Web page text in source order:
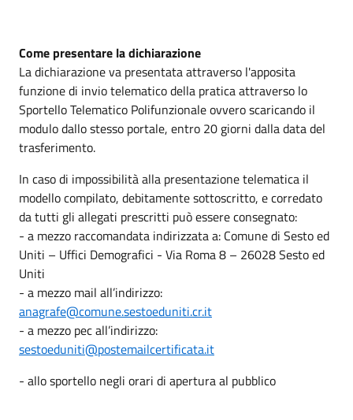
Come presentare la dichiarazione
La dichiarazione va presentata attraverso l'apposita
funzione di invio telematico della pratica attraverso lo
Sportello Telematico Polifunzionale ovvero scaricando il
modulo dallo stesso portale, entro 20 giorni dalla data del
trasferimento.
In caso di impossibilità alla presentazione telematica il
modello compilato, debitamente sottoscritto, e corredato
da tutti gli allegati prescritti può essere consegnato:
- a mezzo raccomandata indirizzata a: Comune di Sesto ed
Uniti – Uffici Demografici - Via Roma 8 – 26028 Sesto ed
Uniti
- a mezzo mail all’indirizzo:
anagrafe@comune.sestoeduniti.cr.it
- a mezzo pec all’indirizzo:
sestoeduniti@postemailcertificata.it
- allo sportello negli orari di apertura al pubblico